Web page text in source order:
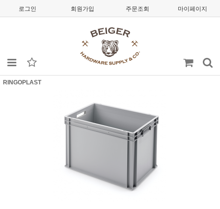
로그인 회원가입 주문조회 마이페이지
RINGOPLAST